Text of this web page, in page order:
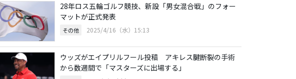
28年ロス五輪ゴルフ競技、新設「男女混合戦」のフォー
マットが正式発表
その他 2025/4/16（水）15:13
ウッズがエイプリルフール投稿 アキレス腱断裂の手術
から数週間で「マスターズに出場する」